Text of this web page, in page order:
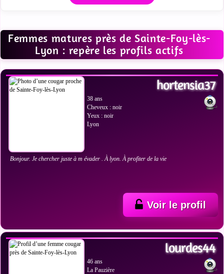
Femmes matures près de Sainte-Foy-lès-
Lyon : repère les profils actifs
VOIR LES PHOTOS
hortensia37
38 ans
Cheveux : noir
Yeux : noir
Lyon
Bonjour. Je chercher juste à m évader . À lyon. À profiter de la vie
Voir le profil
lourdes44
46 ans
La Pauzière